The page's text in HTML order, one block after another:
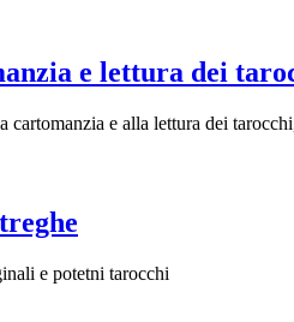
e lettura dei
cartomanzia e alla lettura dei
e potetni tarocchi